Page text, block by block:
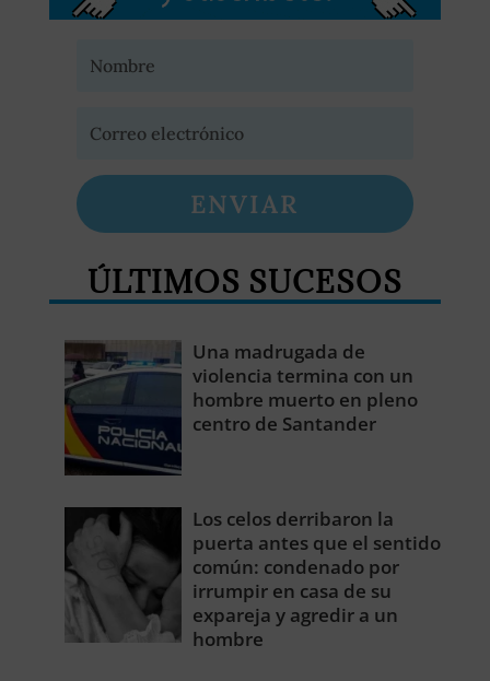
ENVIAR
ÚLTIMOS SUCESOS
Una madrugada de
violencia termina con un
hombre muerto en pleno
centro de Santander
Los celos derribaron la
puerta antes que el sentido
común: condenado por
irrumpir en casa de su
expareja y agredir a un
hombre